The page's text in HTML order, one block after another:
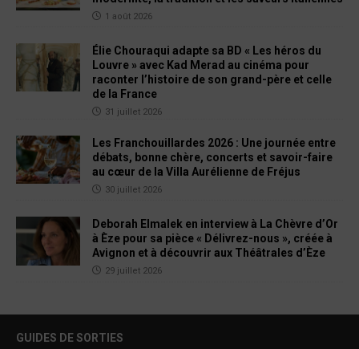
1 août 2026
Élie Chouraqui adapte sa BD « Les héros du
Louvre » avec Kad Merad au cinéma pour
raconter l’histoire de son grand-père et celle
de la France
31 juillet 2026
Les Franchouillardes 2026 : Une journée entre
débats, bonne chère, concerts et savoir-faire
au cœur de la Villa Aurélienne de Fréjus
30 juillet 2026
Deborah Elmalek en interview à La Chèvre d’Or
à Èze pour sa pièce « Délivrez-nous », créée à
Avignon et à découvrir aux Théâtrales d’Èze
29 juillet 2026
GUIDES DE SORTIES